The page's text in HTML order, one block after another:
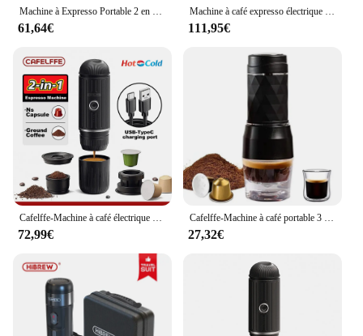
Machine à Expresso Portable 2 en 1, Capsules Compatibles et Café Moulu, Pression 19 Bar, Parfait pour la Cuisine, les Voyages, le Camping
61,64€
Machine à café expresso électrique portable sans fil Hiinvasive W, adaptée à la voiture et à la maison, cafetière de camping, poudre de capsules expresso dolce
111,95€
Cafelffe-Machine à café électrique portable sans fil, machine à expresso, capsule et poudre de café, pot de presse français pour voiture, Fit a.net
72,99€
Cafelffe-Machine à café portable 3 en 1, eau chaude et froide, machine à expresso manuelle pour capsules et presse à main moulue, brasseur, maison et voyage
27,32€